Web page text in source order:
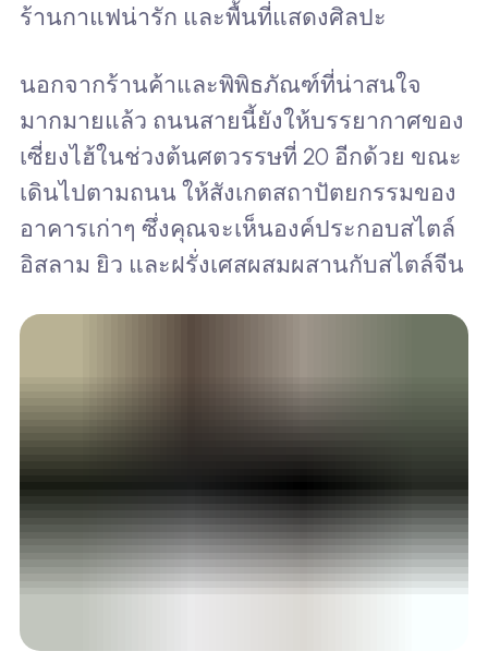
ร้านกาแฟน่ารัก และพื้นที่แสดงศิลปะ
นอกจากร้านค้าและพิพิธภัณฑ์ที่น่าสนใจ
มากมายแล้ว ถนนสายนี้ยังให้บรรยากาศของ
เซี่ยงไฮ้ในช่วงต้นศตวรรษที่ 20 อีกด้วย ขณะ
เดินไปตามถนน ให้สังเกตสถาปัตยกรรมของ
อาคารเก่าๆ ซึ่งคุณจะเห็นองค์ประกอบสไตล์
อิสลาม ยิว และฝรั่งเศสผสมผสานกับสไตล์จีน